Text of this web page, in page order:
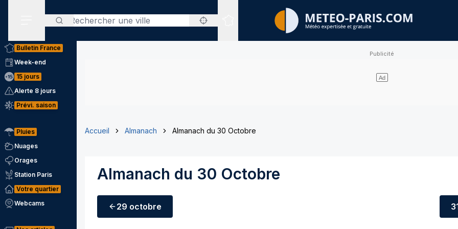
Rechercher
Sites expertisés
Bulletin France
Week-end
15 jours
Alerte 8 jours
Prévi. saison
Pluies
Nuages
Orages
Station Paris
Votre quartier
Webcams
Accueil Almanach Almanach du 30 Octobre
Almanach du 30 Octobre
29 octobre